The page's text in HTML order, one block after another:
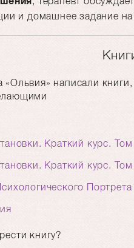
и домашнее задание
«Ольвия» написали
Краткий курс. Том I
Краткий курс. Том
Портрета
книгу?